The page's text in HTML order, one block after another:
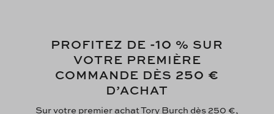
PROFITEZ DE -10 % SUR
VOTRE PREMIÈRE
COMMANDE DÈS 250 €
D’ACHAT
Sur votre premier achat Tory Burch dès 250 €,